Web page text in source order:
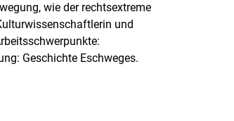
wie der rechtsextreme
und
Geschichte Eschweges.